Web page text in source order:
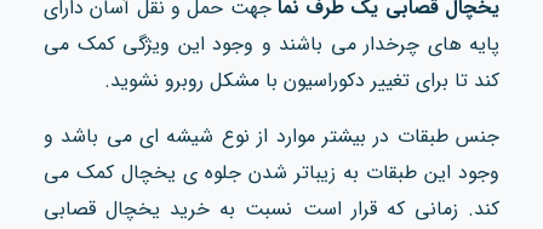
یخچال قصابی یک طرف نما جهت حمل و نقل آسان دارای
پایه های چرخدار می باشند و وجود این ویژگی کمک می
کند تا برای تغییر دکوراسیون با مشکل روبرو نشوید.
جنس طبقات در بیشتر موارد از نوع شیشه ای می باشد و
وجود این طبقات به زیباتر شدن جلوه ی یخچال کمک می
کند. زمانی که قرار است نسبت به خرید یخچال قصابی